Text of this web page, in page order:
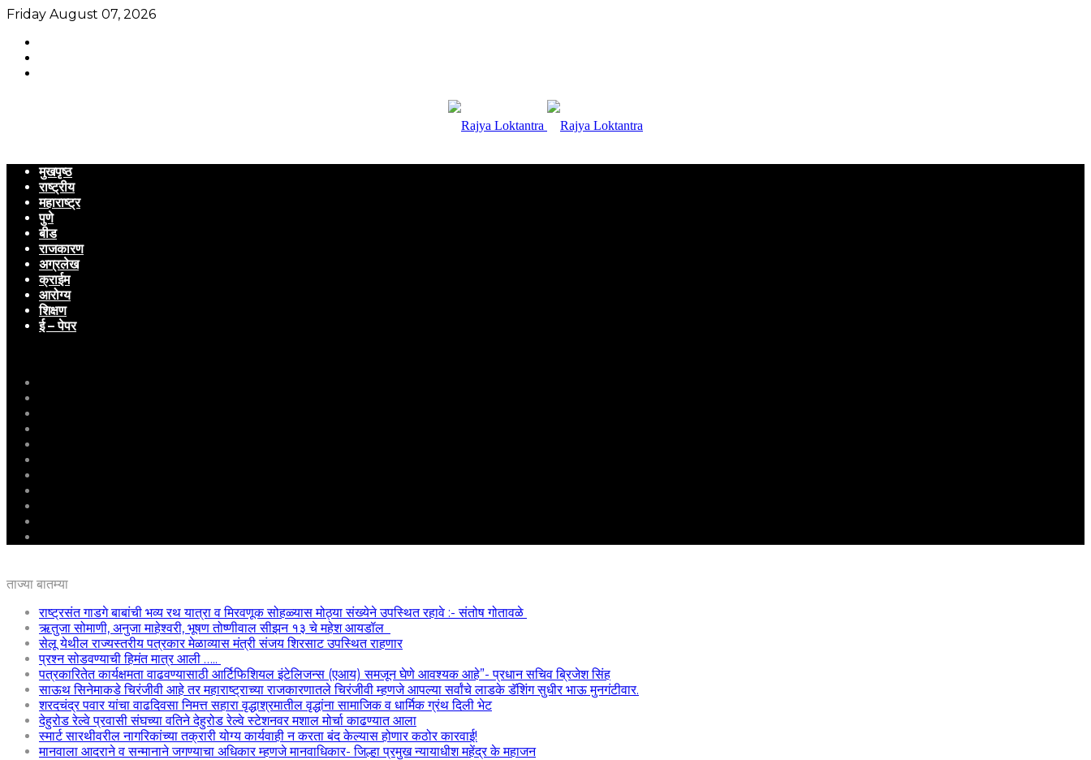
Friday August 07, 2026
मुखपृष्ठ
राष्ट्रीय
महाराष्ट्र
पुणे
बीड
राजकारण
अग्रलेख
क्राईम
आरोग्य
शिक्षण
ई – पेपर
ताज्या बातम्या
राष्ट्रसंत गाडगे बाबांची भव्य रथ यात्रा व मिरवणूक सोहळ्यास मोठ्या संख्येने उपस्थित रहावे :- संतोष गोतावळे
ऋतुजा सोमाणी, अनुजा माहेश्वरी, भूषण तोष्णीवाल सीझन १३ चे महेश आयडॉल
सेलू येथील राज्यस्तरीय पत्रकार मेळाव्यास मंत्री संजय शिरसाट उपस्थित राहणार
प्रश्न सोडवण्याची हिमंत मात्र आली …..
पत्रकारितेत कार्यक्षमता वाढवण्यासाठी आर्टिफिशियल इंटेलिजन्स (एआय) समजून घेणे आवश्यक आहे”- प्रधान सचिव ब्रिजेश सिंह
साऊथ सिनेमाकडे चिरंजीवी आहे तर महाराष्ट्राच्या राजकारणातले चिरंजीवी म्हणजे आपल्या सर्वांचे लाडके डॅशिंग सुधीर भाऊ मुनगंटीवार.
शरदचंद्र पवार यांचा वाढदिवसा निमत्त सहारा वृद्धाश्रमातील वृद्धांना सामाजिक व धार्मिक ग्रंथ दिली भेट
देहुरोड रेल्वे प्रवासी संघच्या वतिने देहुरोड रेल्वे स्टेशनवर मशाल मोर्चा काढण्यात आला
स्मार्ट सारथीवरील नागरिकांच्या तक्रारी योग्य कार्यवाही न करता बंद केल्यास होणार कठोर कारवाई!
मानवाला आदराने व सन्मानाने जगण्याचा अधिकार म्हणजे मानवाधिकार- जिल्हा प्रमुख न्यायाधीश महेंद्र के महाजन